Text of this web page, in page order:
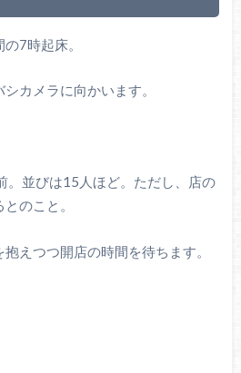
7時起床。
カメラに向かいます。
。並びは15人ほど。ただし、店の
のこと。
えつつ開店の時間を待ちます。